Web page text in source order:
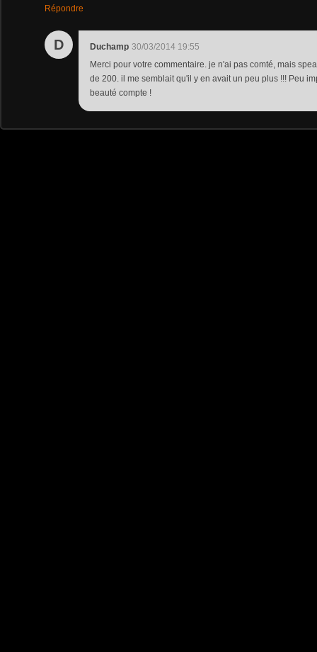
Répondre
D Duchamp 30/03/2014 19:55
Merci pour votre commentaire. je n'ai pas comté, mais
de 200. il me semblait qu'il y en avait un peu plus !!! Peu
beauté compte !